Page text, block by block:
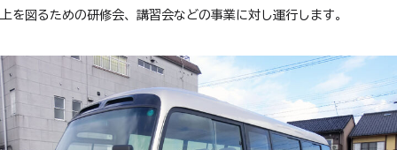
上を図るための研修会、講習会などの事業に対し運行します。